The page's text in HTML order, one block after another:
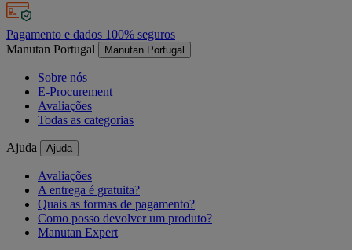
Pagamento e dados 100% seguros
Manutan Portugal
Manutan Portugal
Sobre nós
E-Procurement
Avaliações
Todas as categorias
Ajuda Ajuda
Avaliações
A entrega é gratuita?
Quais as formas de pagamento?
Como posso devolver um produto?
Manutan Expert